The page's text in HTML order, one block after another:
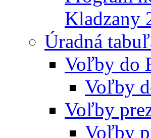
Kladzany
Úradná
Voľby do
Voľby
Voľby
Voľby